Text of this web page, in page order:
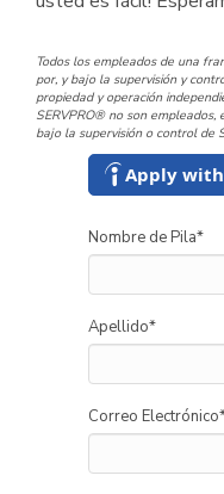
Todos los empleados de una
por, y bajo la supervisión y
propiedad y operación
SERVPRO® no son
bajo la supervisión o control de
Apply
Nombre de Pila*
Apellido*
Correo Electrónico